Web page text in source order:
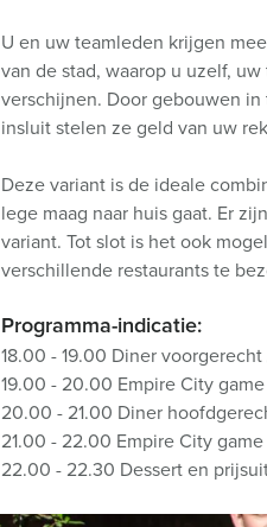
U en uw teamleden krijgen
van de stad, waarop u uzelf,
verschijnen. Door gebouwen
insluit stelen ze geld van uw
Deze variant is de ideale
lege maag naar huis gaat. Er
variant. Tot slot is het ook
verschillende restaurants te
Programma-indicatie:
18.00 - 19.00 Diner
19.00 - 20.00 Empire City
20.00 - 21.00 Diner
21.00 - 22.00 Empire City
22.00 - 22.30 Dessert en